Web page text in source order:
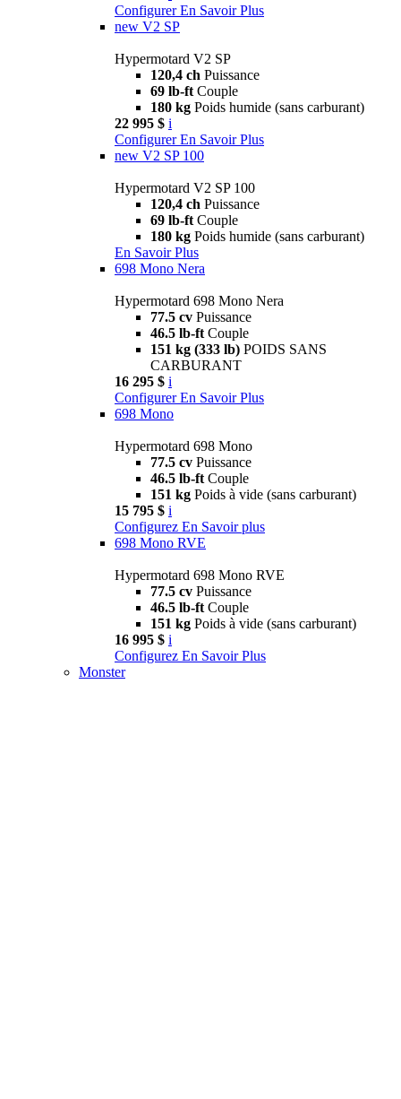
Configurer En Savoir Plus
new V2 SP
Hypermotard V2 SP
120,4 ch Puissance
69 lb-ft Couple
180 kg Poids humide (sans carburant)
22 995 $ i
Configurer En Savoir Plus
new V2 SP 100
Hypermotard V2 SP 100
120,4 ch Puissance
69 lb-ft Couple
180 kg Poids humide (sans carburant)
En Savoir Plus
698 Mono Nera
Hypermotard 698 Mono Nera
77.5 cv Puissance
46.5 lb-ft Couple
151 kg (333 lb) POIDS SANS
CARBURANT
16 295 $ i
Configurer En Savoir Plus
698 Mono
Hypermotard 698 Mono
77.5 cv Puissance
46.5 lb-ft Couple
151 kg Poids à vide (sans carburant)
15 795 $ i
Configurez En Savoir plus
698 Mono RVE
Hypermotard 698 Mono RVE
77.5 cv Puissance
46.5 lb-ft Couple
151 kg Poids à vide (sans carburant)
16 995 $ i
Configurez En Savoir Plus
Monster